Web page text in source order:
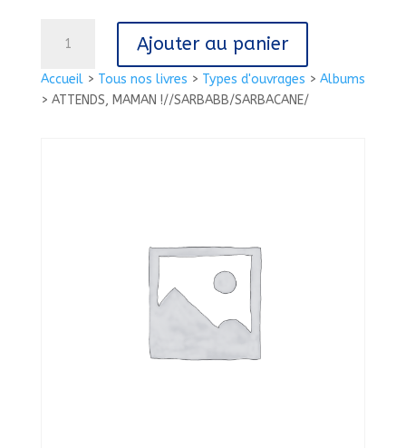
Accueil> Tous nos livres > Types d'ouvrages > Albums
> ATTENDS, MAMAN !//SARBABB/SARBACANE/
ATTENDS,
MAMAN
Ajouter au panier